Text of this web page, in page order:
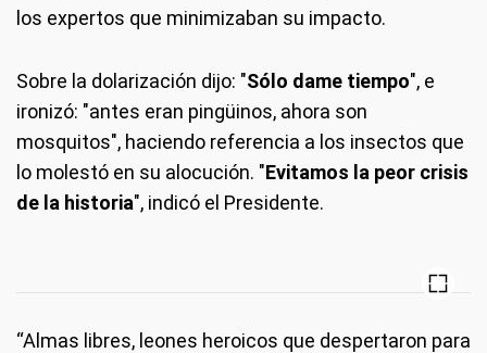
los expertos que minimizaban su impacto.
Sobre la dolarización dijo: "Sólo dame tiempo", e
ironizó: "antes eran pingüinos, ahora son
mosquitos", haciendo referencia a los insectos que
lo molestó en su alocución. "Evitamos la peor crisis
de la historia", indicó el Presidente.
“Almas libres, leones heroicos que despertaron para